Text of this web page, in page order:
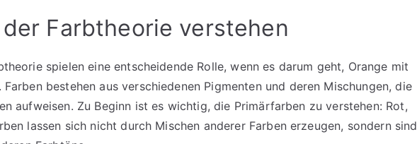
Farbtheorie verstehen
spielen eine entscheidende Rolle, wenn es darum geht, Orange mit
bestehen aus verschiedenen Pigmenten und deren Mischungen, die
aufweisen. Zu Beginn ist es wichtig, die Primärfarben zu verstehen: Rot,
lassen sich nicht durch Mischen anderer Farben erzeugen, sondern sind